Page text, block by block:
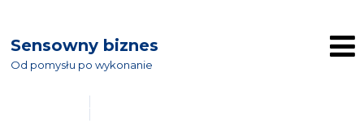
Sensowny biznes
Od pomysłu po wykonanie